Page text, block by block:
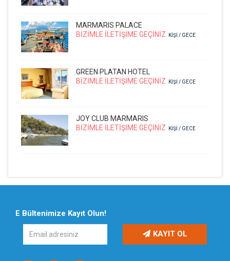
MARMARIS PALACE
BİZİMLE İLETİŞİME GEÇİNİZ
KIŞI / GECE
GREEN PLATAN HOTEL
BİZİMLE İLETİŞİME GEÇİNİZ
KIŞI / GECE
JOY CLUB MARMARIS
BİZİMLE İLETİŞİME GEÇİNİZ
KIŞI / GECE
E Bültenimize Kayıt Olun!
KAYIT OL